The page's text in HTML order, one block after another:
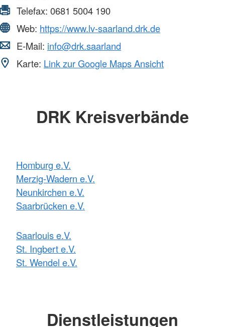
Telefax: 0681 5004 190
Web: https://www.lv-saarland.drk.de
E-Mail: info@drk.saarland
Karte: Link zur Google Maps Ansicht
DRK Kreisverbände
Homburg e.V.
Merzig-Wadern e.V.
Neunkirchen e.V.
Saarbrücken e.V.
Saarlouis e.V.
St. Ingbert e.V.
St. Wendel e.V.
Dienstleistungen